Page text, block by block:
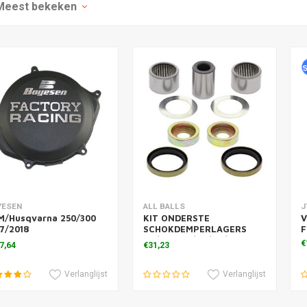
bekeken
aan winkelwagen
Husqvarna 250/300
2018
Verlanglijst
Toevoegen aan winkelwagen
ALL BALLS
KIT ONDERSTE
SCHOKDEMPERLAGERS
SX/SXF TC/TE/FC/FE
€31,23
Verlanglijst